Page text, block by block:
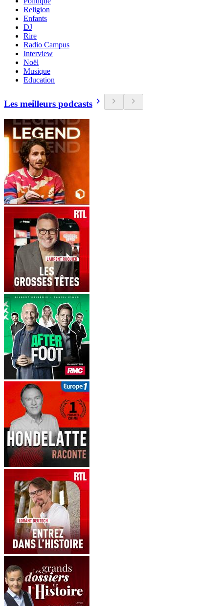
Religion
Enfants
DJ
Rire
Radio Campus
Interview
Noël
Musique
Education
Les meilleurs podcasts